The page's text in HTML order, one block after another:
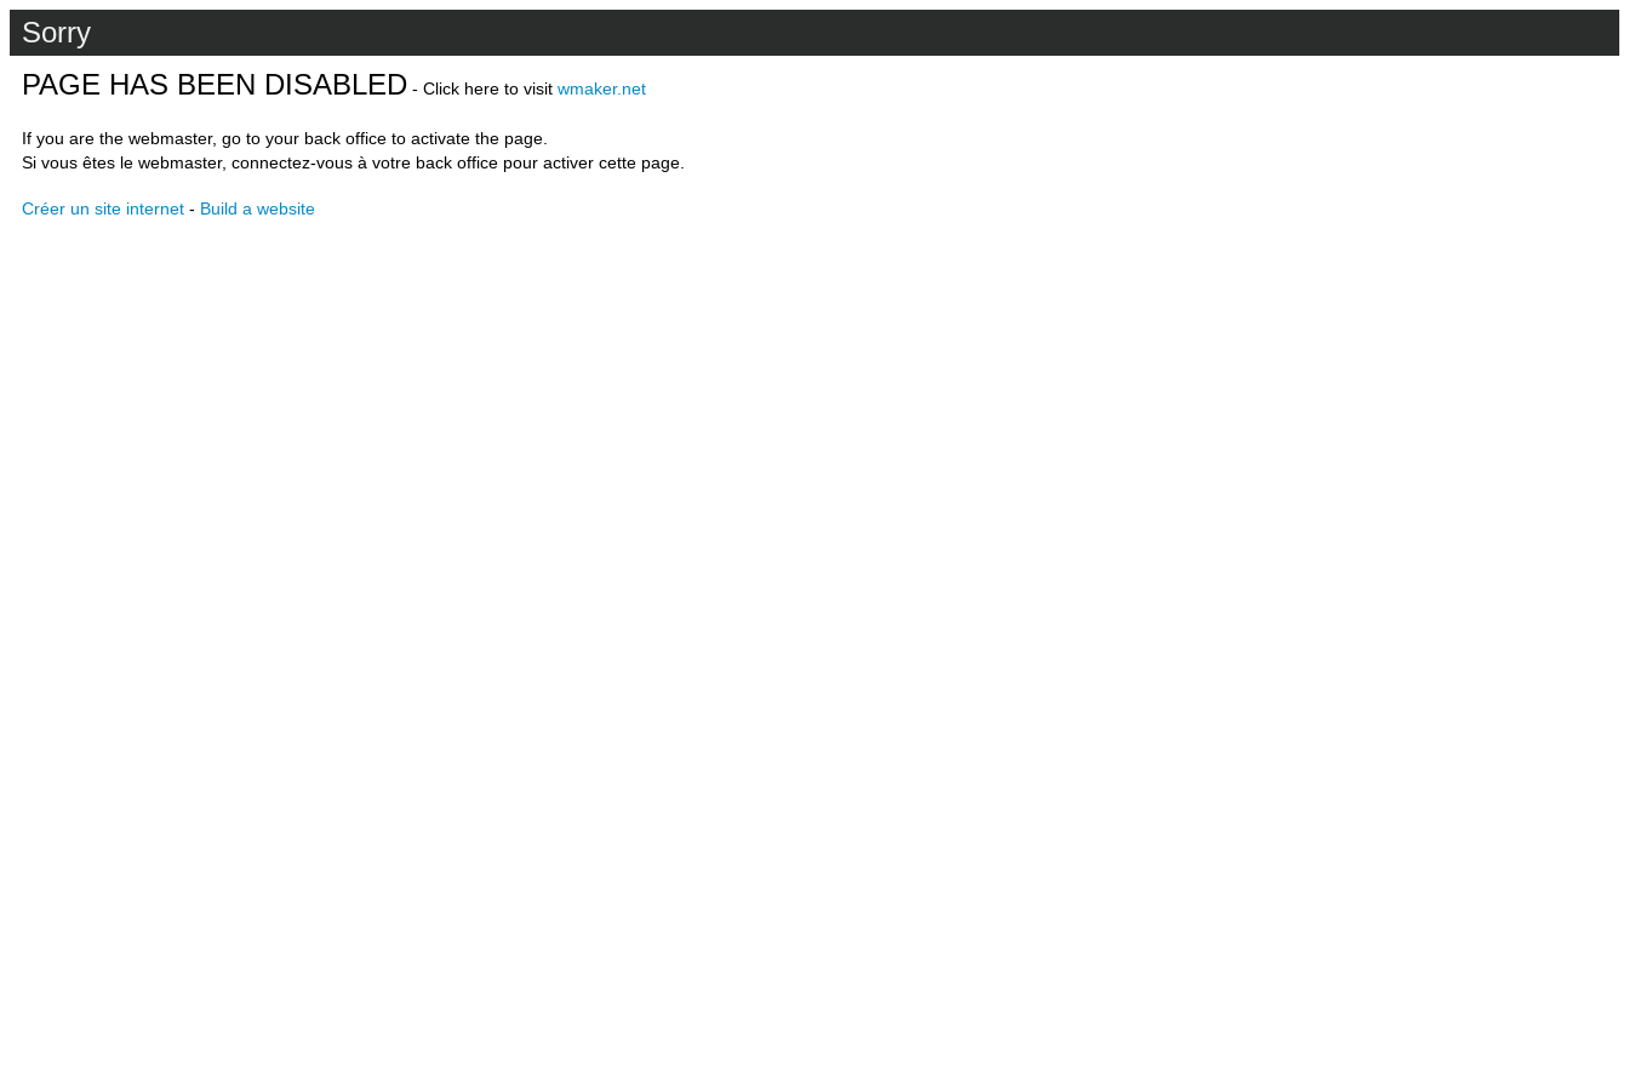
Sorry
PAGE HAS BEEN DISABLED - Click here to visit wmaker.net
If you are the webmaster, go to your back office to activate the page.
Si vous êtes le webmaster, connectez-vous à votre back office pour activer cette page.
Créer un site internet - Build a website